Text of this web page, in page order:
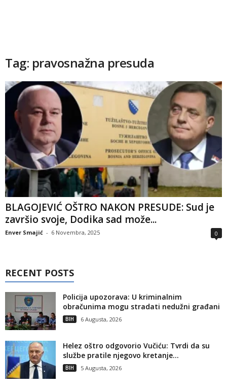
Tag: pravosnažna presuda
BLAGOJEVIĆ OŠTRO NAKON PRESUDE: Sud je
završio svoje, Dodika sad može...
Enver Smajić - 6 Novembra, 2025 0
RECENT POSTS
Policija upozorava: U kriminalnim
obračunima mogu stradati nedužni građani
BIH 6 Augusta, 2026
Helez oštro odgovorio Vučiću: Tvrdi da su
službe pratile njegovo kretanje...
BIH 5 Augusta, 2026